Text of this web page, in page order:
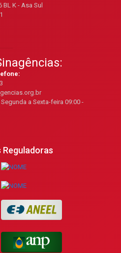
BL K - Asa Sul
Segunda a Sexta-feira 09:00 -